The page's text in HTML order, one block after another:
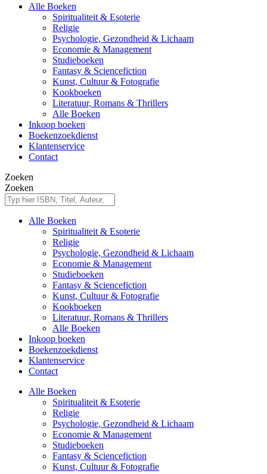
Alle Boeken
Spiritualiteit & Esoterie
Religie
Psychologie, Gezondheid & Lichaam
Economie & Management
Studieboeken
Fantasy & Sciencefiction
Kunst, Cultuur & Fotografie
Kookboeken
Literatuur, Romans & Thrillers
Alle Boeken
Inkoop boeken
Boekenzoekdienst
Klantenservice
Contact
Zoeken
Zoeken
Alle Boeken
Spiritualiteit & Esoterie
Religie
Psychologie, Gezondheid & Lichaam
Economie & Management
Studieboeken
Fantasy & Sciencefiction
Kunst, Cultuur & Fotografie
Kookboeken
Literatuur, Romans & Thrillers
Alle Boeken
Inkoop boeken
Boekenzoekdienst
Klantenservice
Contact
Alle Boeken
Spiritualiteit & Esoterie
Religie
Psychologie, Gezondheid & Lichaam
Economie & Management
Studieboeken
Fantasy & Sciencefiction
Kunst, Cultuur & Fotografie